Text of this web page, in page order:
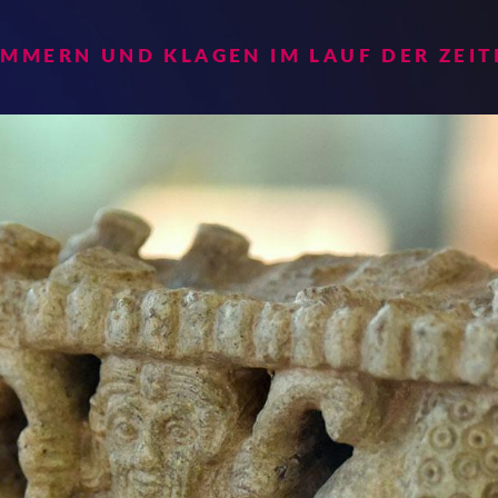
UND KLAGEN IM LAUF DER